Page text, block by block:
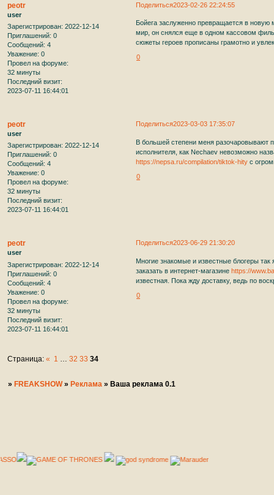
Поделиться2023-02-26 22:24:55
peotr
user
Зарегистрирован: 2022-12-14
Приглашений: 0
Сообщений: 4
Уважение: 0
Провел на форуме:
32 минуты
Последний визит:
2023-07-11 16:44:01
Бойега заслуженно превращается в новую
мир, он снялся еще в одном кассовом
сюжеты героев прописаны грамотно и
0
Поделиться2023-03-03 17:35:07
peotr
user
Зарегистрирован: 2022-12-14
Приглашений: 0
Сообщений: 4
Уважение: 0
Провел на форуме:
32 минуты
Последний визит:
2023-07-11 16:44:01
В большей степени меня разочаровывают
исполнителя, как Nechaev невозможно
https://nepsa.ru/compilation/tiktok-hity с
0
Поделиться2023-06-29 21:30:20
peotr
user
Зарегистрирован: 2022-12-14
Приглашений: 0
Сообщений: 4
Уважение: 0
Провел на форуме:
32 минуты
Последний визит:
2023-07-11 16:44:01
Многие знакомые и известные блогеры
заказать в интернет-магазинеhttps://
известная. Пока жду доставку, ведь по
0
Страница:« 1 32 33 34
» FREAKSHOW » Реклама » Ваша реклама 0.1